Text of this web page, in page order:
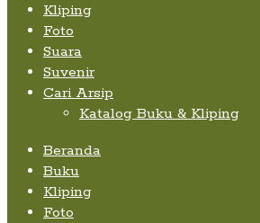
Kliping
Foto
Suara
Suvenir
Cari Arsip
Katalog Buku & Kliping
Beranda
Buku
Kliping
Foto